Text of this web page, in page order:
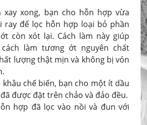
xay xong, bạn cho hỗn hợp vừa
ray để lọc hỗn hợp loại bỏ phần
còn xót lại. Cách làm này giúp
làm tương ớt nguyên chất
lượng thật mịn và không bị vón
khâu chế biến, bạn cho một ít dầu
được đặt trên chảo và đảo đều.
hợp đã lọc vào nồi và đun với